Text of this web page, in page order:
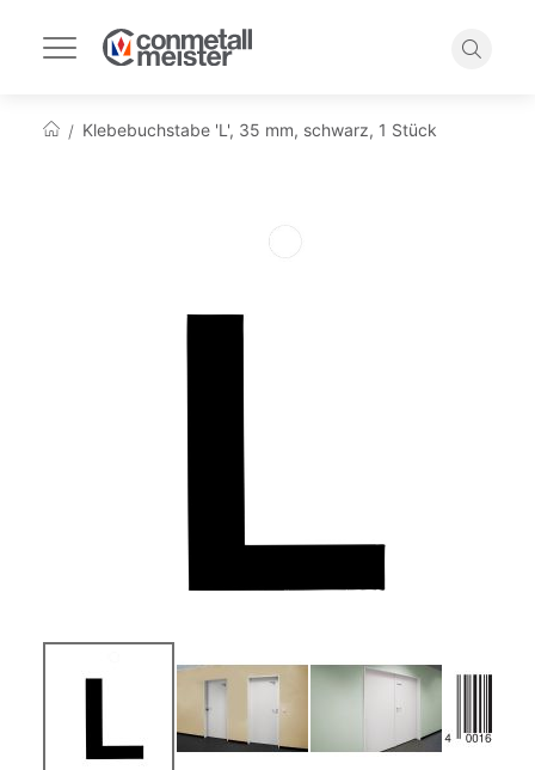
Navigation
umschalten
Suche
StartseiteKlebebuchstabe 'L', 35 mm, schwarz, 1 Stück